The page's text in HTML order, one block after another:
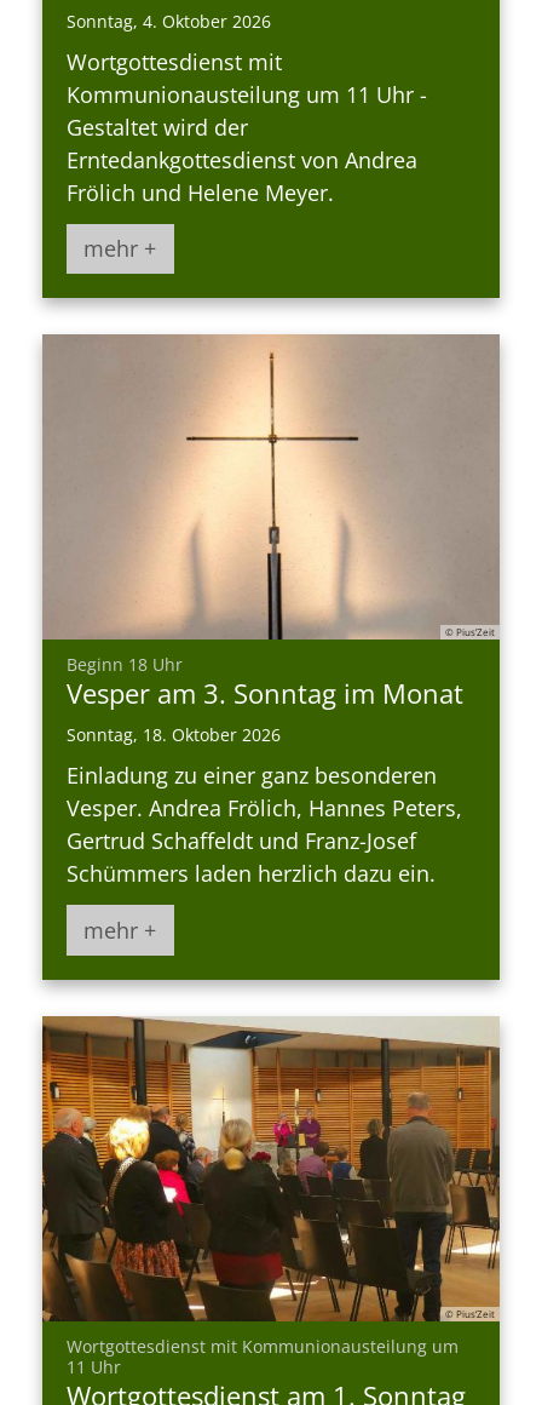
Sonntag, 4. Oktober 2026
Wortgottesdienst mit
Kommunionausteilung um 11 Uhr -
Gestaltet wird der
Erntedankgottesdienst von Andrea
Frölich und Helene Meyer.
mehr +
© Pius’Zeit
Beginn 18 Uhr:
Vesper am 3. Sonntag im Monat
Sonntag, 18. Oktober 2026
Einladung zu einer ganz besonderen
Vesper. Andrea Frölich, Hannes Peters,
Gertrud Schaffeldt und Franz-Josef
Schümmers laden herzlich dazu ein.
mehr +
© Pius’Zeit
Wortgottesdienst mit Kommunionausteilung um
11 Uhr:
Wortgottesdienst am 1. Sonntag